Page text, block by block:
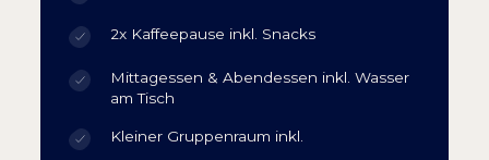
2x Kaffeepause inkl. Snacks
Mittagessen & Abendessen inkl. Wasser
am Tisch
Kleiner Gruppenraum inkl.